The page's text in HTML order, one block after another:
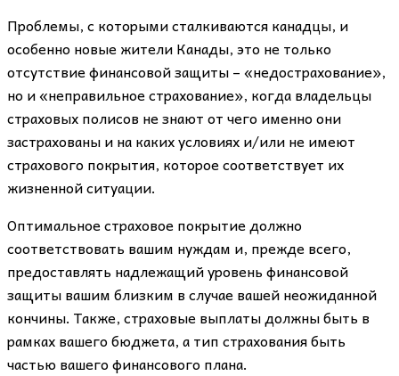
Проблемы, с которыми сталкиваются канадцы, и
особенно новые жители Канады, это не только
отсутствие финансовой защиты – «недострахование»,
но и «неправильное страхование», когда владельцы
страховых полисов не знают от чего именно они
застрахованы и на каких условиях и/или не имеют
страхового покрытия, которое соответствует их
жизненной ситуации.
Оптимальное страховое покрытие должно
соответствовать вашим нуждам и, прежде всего,
предоставлять надлежащий уровень финансовой
защиты вашим близким в случае вашей неожиданной
кончины. Также, страховые выплаты должны быть в
рамках вашего бюджета, а тип страхования быть
частью вашего финансового плана.